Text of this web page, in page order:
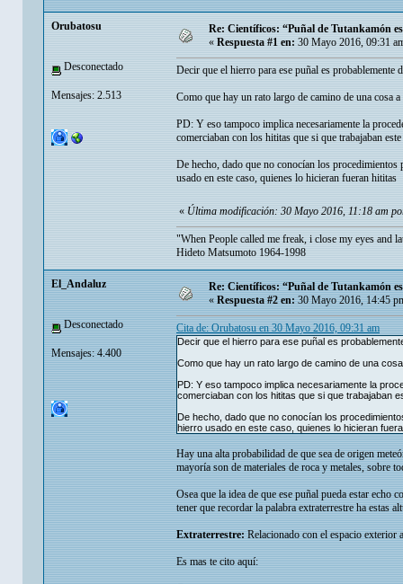
Orubatosu
Desconectado
Mensajes: 2.513
Re: Científicos: “Puñal de Tutankamón
« Respuesta #1 en: 30 Mayo 2016, 09:31
Decir que el hierro para ese puñal es probablemente
Como que hay un rato largo de camino de una cosa a
PD: Y eso tampoco implica necesariamente la
comerciaban con los hititas que si que trabajaban
De hecho, dado que no conocían los procedimientos
usado en este caso, quienes lo hicieran fueran hititas
« Última modificación: 30 Mayo 2016, 11:18 am
"When People called me freak, i close my eyes and
Hideto Matsumoto 1964-1998
El_Andaluz
Desconectado
Mensajes: 4.400
Re: Científicos: “Puñal de Tutankamón
«Respuesta #2 en:30 Mayo 2016, 14:45
Cita de: Orubatosu en 30 Mayo 2016, 09:31 am
Decir que el hierro para ese puñal es
Como que hay un rato largo de camino de una
PD: Y eso tampoco implica necesariamente la
comerciaban con los hititas que si que trabajaban
De hecho, dado que no conocían los
hierro usado en este caso, quienes lo hicieran
Hay una alta probabilidad de que sea de origen
mayoría son de materiales de roca y metales, sobre
Osea que la idea de que ese puñal pueda estar echo
tener que recordar la palabra extraterrestre ha estas
Extraterrestre:Relacionado con el espacio exterior
Es mas te cito aquí: